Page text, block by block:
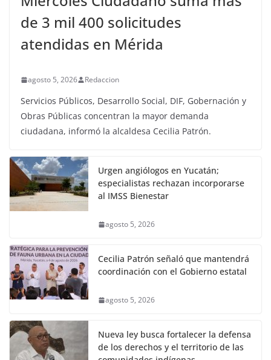
de 3 mil 400 solicitudes
atendidas en Mérida
agosto 5, 2026 Redaccion
Servicios Públicos, Desarrollo Social, DIF, Gobernación y
Obras Públicas concentran la mayor demanda
ciudadana, informó la alcaldesa Cecilia Patrón.
Urgen angiólogos en Yucatán;
especialistas rechazan incorporarse
al IMSS Bienestar
agosto 5, 2026
Cecilia Patrón señaló que mantendrá
coordinación con el Gobierno estatal
agosto 5, 2026
Nueva ley busca fortalecer la defensa
de los derechos y el territorio de las